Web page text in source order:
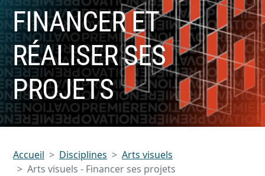
FINANCER ET
RÉALISER SES
PROJETS
Accueil Disciplines
Arts visuels
Arts visuels - Financer ses projets